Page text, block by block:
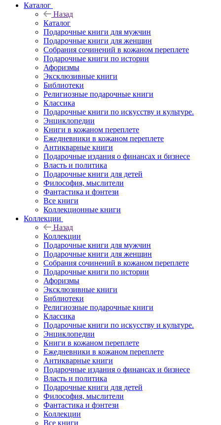
Каталог
Назад
Каталог
Подарочные книги для мужчин
Подарочные книги для женщин
Собрания сочинений в кожаном переплете
Подарочные книги по истории
Афоризмы
Эксклюзивные книги
Библиотеки
Религиозные подарочные книги
Классика
Подарочные книги по искусству и культуре.
Энциклопедии
Книги в кожаном переплете
Ежедневники в кожаном переплете
Антикварные книги
Подарочные издания о финансах и бизнесе
Власть и политика
Подарочные книги для детей
Философия, мыслители
Фантастика и фэнтези
Все книги
Коллекционные книги
Коллекции
Назад
Коллекции
Подарочные книги для мужчин
Подарочные книги для женщин
Собрания сочинений в кожаном переплете
Подарочные книги по истории
Афоризмы
Эксклюзивные книги
Библиотеки
Религиозные подарочные книги
Классика
Подарочные книги по искусству и культуре.
Энциклопедии
Книги в кожаном переплете
Ежедневники в кожаном переплете
Антикварные книги
Подарочные издания о финансах и бизнесе
Власть и политика
Подарочные книги для детей
Философия, мыслители
Фантастика и фэнтези
Коллекции
Все книги